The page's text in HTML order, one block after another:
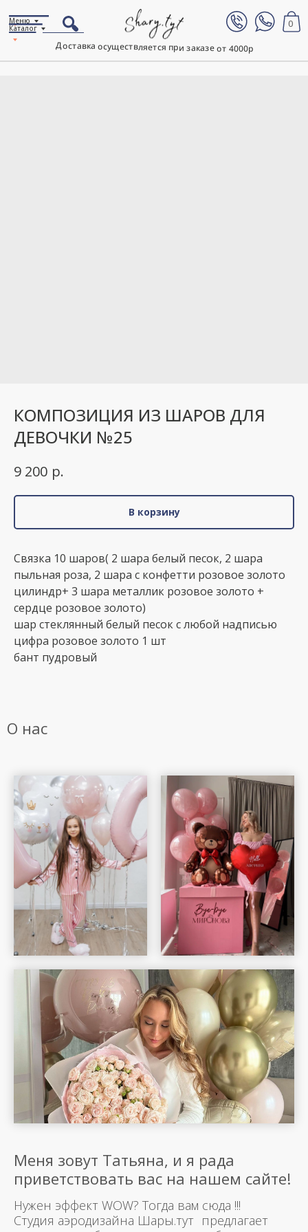
Доставка осуществляется при заказе от 4000р
0
Каталог
Меню
КОМПОЗИЦИЯ ИЗ ШАРОВ ДЛЯ
ДЕВОЧКИ №25
9 200 р.
В корзину
Связка 10 шаров( 2 шара белый песок, 2 шара
пыльная роза, 2 шара с конфетти розовое золото
цилиндр+ 3 шара металлик розовое золото +
сердце розовое золото)
шар стеклянный белый песок с любой надписью
цифра розовое золото 1 шт
бант пудровый
О нас
Меня зовут Татьяна, и я рада
приветствовать вас на нашем сайте!
Нужен эффект WOW? Тогда вам сюда !!!
Студия аэродизайна Шары.тут предлагает